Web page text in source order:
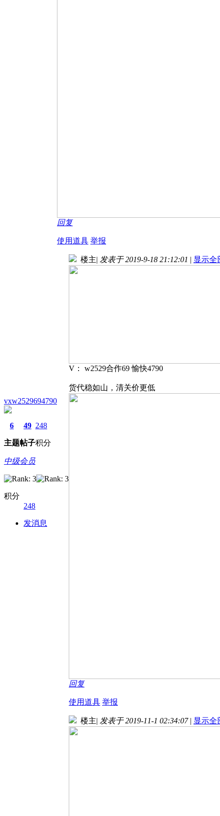
回复
使用道具 举报
vxw2529694790
6
主题
49
帖子
248
积分
中级会员
积分
248
发消息
楼主| 发表于 2019-9-18 21:12:01 | 显示全
V： w2529合作69 愉快4790
货代稳如山，清关价更低
回复
使用道具 举报
楼主| 发表于 2019-11-1 02:34:07 | 显示全